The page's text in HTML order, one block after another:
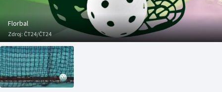
Baseball a softbal
Basketbal
Biatlon
Boby a skeleton
Historické návraty
Aplikace ČT sport
AZ kvíz
Florbal
Zdroj: ČT24/ČT24